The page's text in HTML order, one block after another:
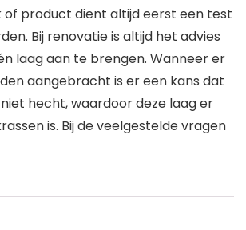
of product dient altijd eerst een test
Bij renovatie is altijd het advies
laag aan te brengen. Wanneer er
aangebracht is er een kans dat
hecht, waardoor deze laag er
is. Bij de veelgestelde vragen